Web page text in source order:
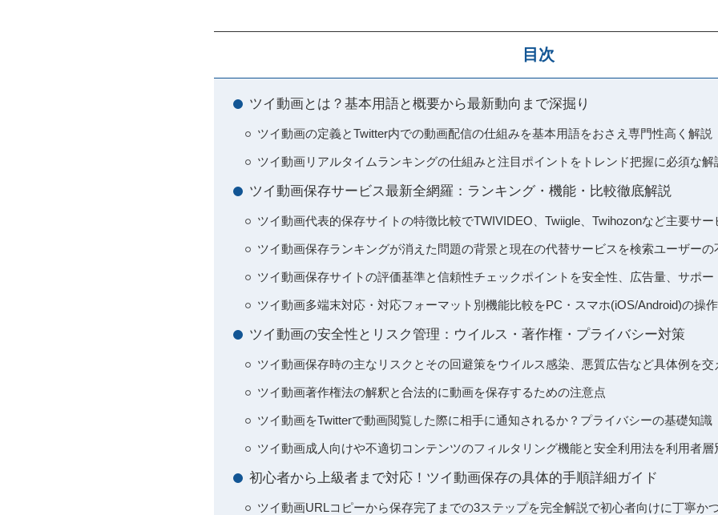
目次
ツイ動画とは？基本用語と概要から最新動向まで深掘り
ツイ動画の定義とTwitter内での動画配信の仕組みを基本用語をおさえ専門性高く解説
ツイ動画リアルタイムランキングの仕組みと注目ポイントをトレンド把握に必須な解
ツイ動画保存サービス最新全網羅：ランキング・機能・比較徹底解説
ツイ動画代表的保存サイトの特徴比較でTWIVIDEO、Twiigle、Twihozonなど主要サ
ツイ動画保存ランキングが消えた問題の背景と現在の代替サービスを検索ユーザー
ツイ動画保存サイトの評価基準と信頼性チェックポイントを安全性、広告量、サポ
ツイ動画多端末対応・対応フォーマット別機能比較をPC・スマホ(iOS/Android)の操
ツイ動画の安全性とリスク管理：ウイルス・著作権・プライバシー対策
ツイ動画保存時の主なリスクとその回避策をウイルス感染、悪質広告など具体例を交
ツイ動画著作権法の解釈と合法的に動画を保存するための注意点
ツイ動画をTwitterで動画閲覧した際に相手に通知されるか？プライバシーの基礎知識
ツイ動画成人向けや不適切コンテンツのフィルタリング機能と安全利用法を利用者
初心者から上級者まで対応！ツイ動画保存の具体的手順詳細ガイド
ツイ動画URLコピーから保存完了までの3ステップを完全解説で初心者向けに丁寧か